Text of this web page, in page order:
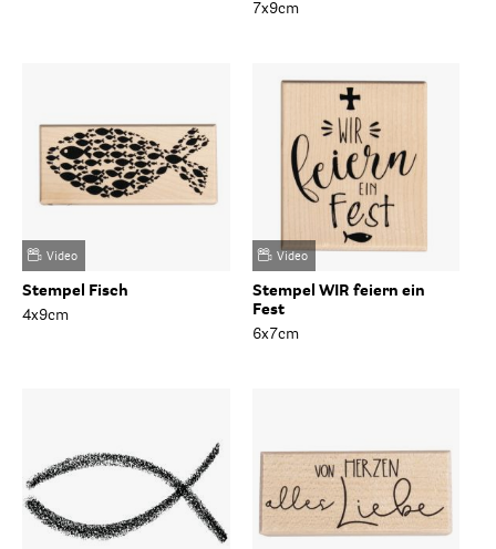
7x9cm
Video
Stempel Fisch
4x9cm
Video
Stempel WIR feiern ein
Fest
6x7cm